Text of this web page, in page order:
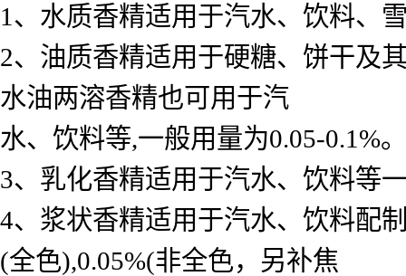
1、水质香精适用于汽水、饮料、
2、油质香精适用于硬糖、饼干及
水油两溶香精也可用于汽
水、饮料等,一般用量为0.05-0.1%。
3、乳化香精适用于汽水、饮料等
4、浆状香精适用于汽水、饮料配
(全色),0.05%(非全色，另补焦